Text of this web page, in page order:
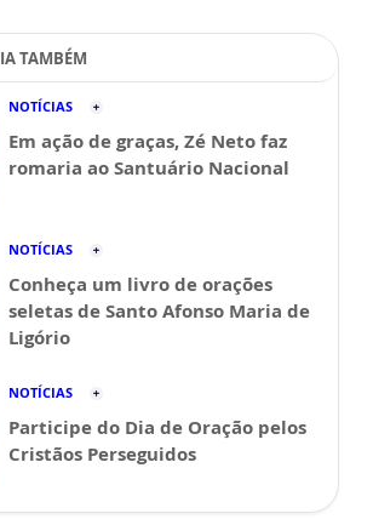
TAMBÉM
NOTÍCIAS
Em ação de graças, Zé Neto faz
romaria ao Santuário Nacional
NOTÍCIAS
Conheça um livro de orações
seletas de Santo Afonso Maria de
Ligório
NOTÍCIAS
Participe do Dia de Oração pelos
Cristãos Perseguidos